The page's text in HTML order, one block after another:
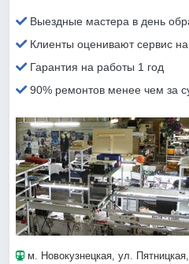
Выездные мастера в день
Клиенты оценивают сервис
Гарантия на работы 1 год
90% ремонтов менее чем за
м. Новокузнецкая, ул.